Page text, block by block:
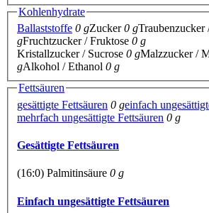
Kohlenhydrate
Ballaststoffe 0 gZucker0 gTraubenzucker
gFruchtzucker / Fruktose 0 g
Kristallzucker / Sucrose 0 gMalzzucker /
gAlkohol / Ethanol 0 g
Fettsäuren
gesättigte Fettsäuren 0 geinfach
mehrfach ungesättigte Fettsäuren 0 g
Gesättigte Fettsäuren
(16:0) Palmitinsäure 0 g
Einfach ungesättigte Fettsäuren